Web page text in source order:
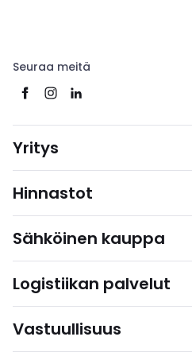
Seuraa meitä
Yritys
Hinnastot
Sähköinen kauppa
Logistiikan palvelut
Vastuullisuus